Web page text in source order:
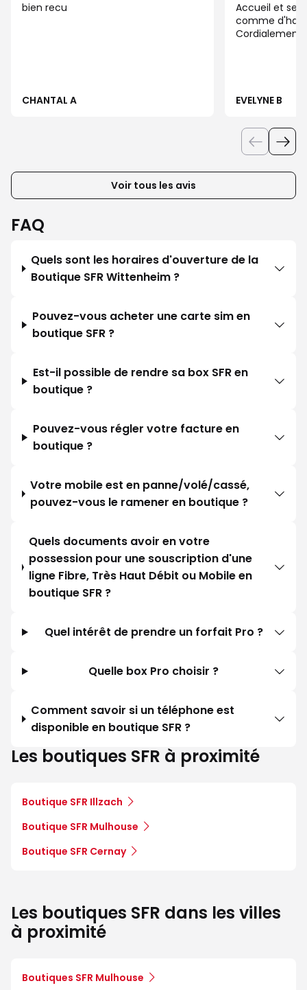
bien recu
CHANTAL A
Accueil et
comme
Cordialement
EVELYNE B
Voir tous les avis
FAQ
Quels sont les horaires d'ouverture de la
Boutique SFR Wittenheim ?
Pouvez-vous acheter une carte sim en
boutique SFR ?
Est-il possible de rendre sa box SFR en
boutique ?
Pouvez-vous régler votre facture en
boutique ?
Votre mobile est en panne/volé/cassé,
pouvez-vous le ramener en boutique ?
Quels documents avoir en votre
possession pour une souscription d'une
ligne Fibre, Très Haut Débit ou Mobile en
boutique SFR ?
Quel intérêt de prendre un forfait Pro ?
Quelle box Pro choisir ?
Comment savoir si un téléphone est
disponible en boutique SFR ?
Les boutiques SFR à proximité
Boutique SFR Illzach
Boutique SFR Mulhouse
Boutique SFR Cernay
Les boutiques SFR dans les villes
à proximité
Boutiques SFR Mulhouse